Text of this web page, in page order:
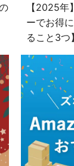
【2025
ーでお得
ること3つ】